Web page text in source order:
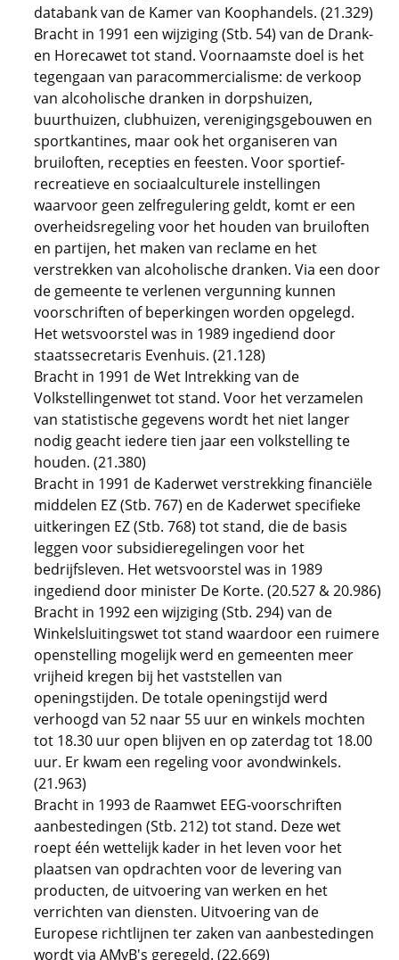
databank van de Kamer van Koophandels. (21.329)
Bracht in 1991 een wijziging (Stb. 54) van de Drank-
en Horecawet tot stand. Voornaamste doel is het
tegengaan van paracommercialisme: de verkoop
van alcoholische dranken in dorpshuizen,
buurthuizen, clubhuizen, verenigingsgebouwen en
sportkantines, maar ook het organiseren van
bruiloften, recepties en feesten. Voor sportief-
recreatieve en sociaalculturele instellingen
waarvoor geen zelfregulering geldt, komt er een
overheidsregeling voor het houden van bruiloften
en partijen, het maken van reclame en het
verstrekken van alcoholische dranken. Via een door
de gemeente te verlenen vergunning kunnen
voorschriften of beperkingen worden opgelegd.
Het wetsvoorstel was in 1989 ingediend door
staatssecretaris Evenhuis. (21.128)
Bracht in 1991 de Wet Intrekking van de
Volkstellingenwet tot stand. Voor het verzamelen
van statistische gegevens wordt het niet langer
nodig geacht iedere tien jaar een volkstelling te
houden. (21.380)
Bracht in 1991 de Kaderwet verstrekking financiële
middelen EZ (Stb. 767) en de Kaderwet specifieke
uitkeringen EZ (Stb. 768) tot stand, die de basis
leggen voor subsidieregelingen voor het
bedrijfsleven. Het wetsvoorstel was in 1989
ingediend door minister De Korte. (20.527 & 20.986)
Bracht in 1992 een wijziging (Stb. 294) van de
Winkelsluitingswet tot stand waardoor een ruimere
openstelling mogelijk werd en gemeenten meer
vrijheid kregen bij het vaststellen van
openingstijden. De totale openingstijd werd
verhoogd van 52 naar 55 uur en winkels mochten
tot 18.30 uur open blijven en op zaterdag tot 18.00
uur. Er kwam een regeling voor avondwinkels.
(21.963)
Bracht in 1993 de Raamwet EEG-voorschriften
aanbestedingen (Stb. 212) tot stand. Deze wet
roept één wettelijk kader in het leven voor het
plaatsen van opdrachten voor de levering van
producten, de uitvoering van werken en het
verrichten van diensten. Uitvoering van de
Europese richtlijnen ter zaken van aanbestedingen
wordt via AMvB's geregeld. (22.669)